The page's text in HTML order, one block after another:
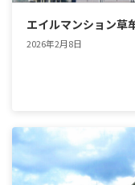
エイルマンション草
2026年2月8日